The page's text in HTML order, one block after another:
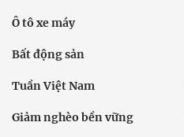
Ô tô xe máy
Bất động sản
Tuần Việt Nam
Giảm nghèo bền vững